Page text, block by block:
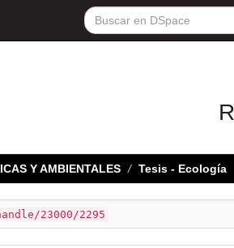
Y AMBIENTALES Tesis - Ecología
23000/2295